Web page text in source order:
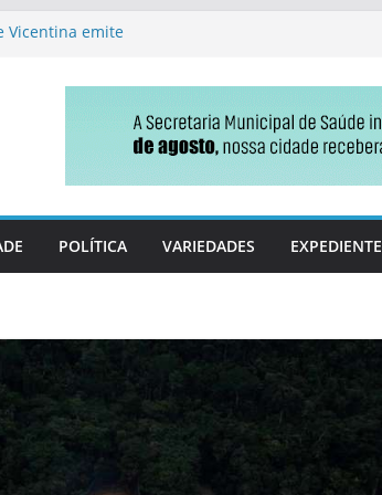
Vicentina emite
em MS
no Ideb e ganha fôlego
reforma tributária que
POLÍTICA VARIEDADES EXPEDIENTE